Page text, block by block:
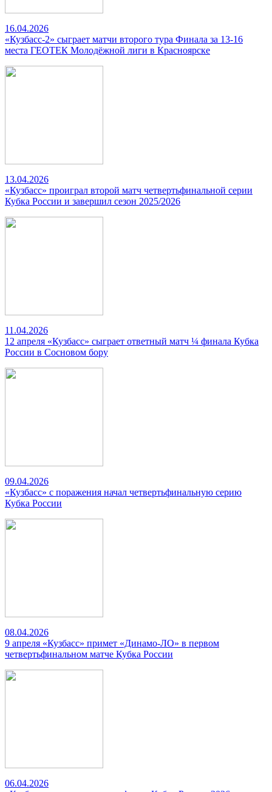
16.04.2026
«Кузбасс-2» сыграет матчи второго тура Финала за 13-16
места ГЕОТЕК Молодёжной лиги в Красноярске
13.04.2026
«Кузбасс» проиграл второй матч четвертьфинальной серии
Кубка России и завершил сезон 2025/2026
11.04.2026
12 апреля «Кузбасс» сыграет ответный матч ¼ финала Кубка
России в Сосновом бору
09.04.2026
«Кузбасс» с поражения начал четвертьфинальную серию
Кубка России
08.04.2026
9 апреля «Кузбасс» примет «Динамо-ЛО» в первом
четвертьфинальном матче Кубка России
06.04.2026